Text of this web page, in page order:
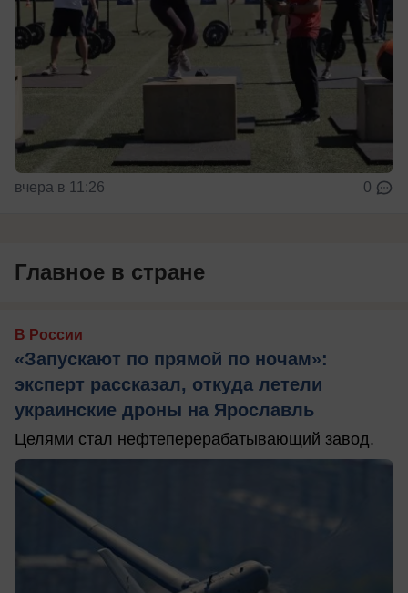
вчера в 11:26 0
Главное в стране
В России
«Запускают по прямой по ночам»:
эксперт рассказал, откуда летели
украинские дроны на Ярославль
Целями стал нефтеперерабатывающий завод.